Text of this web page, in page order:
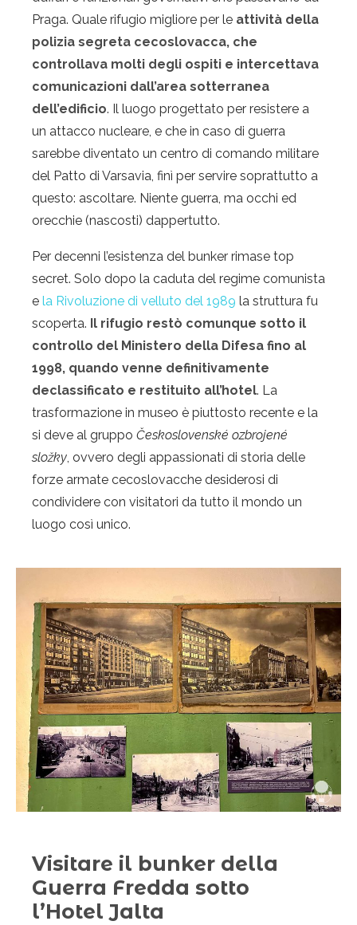
Praga. Quale rifugio migliore per le attività della
polizia segreta cecoslovacca, che
controllava molti degli ospiti e intercettava
comunicazioni dall’area sotterranea
dell’edificio. Il luogo progettato per resistere a
un attacco nucleare, e che in caso di guerra
sarebbe diventato un centro di comando militare
del Patto di Varsavia, finì per servire soprattutto a
questo: ascoltare. Niente guerra, ma occhi ed
orecchie (nascosti) dappertutto.
Per decenni l’esistenza del bunker rimase top
secret. Solo dopo la caduta del regime comunista
e la Rivoluzione di velluto del 1989 la struttura fu
scoperta. Il rifugio restò comunque sotto il
controllo del Ministero della Difesa fino al
1998, quando venne definitivamente
declassificato e restituito all’hotel. La
trasformazione in museo è piuttosto recente e la
si deve al gruppo Československé ozbrojené
složky, ovvero degli appassionati di storia delle
forze armate cecoslovacche desiderosi di
condividere con visitatori da tutto il mondo un
luogo così unico.
Visitare il bunker della
Guerra Fredda sotto
l’Hotel Jalta